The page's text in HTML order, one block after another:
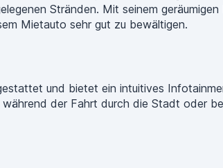
Stränden. Mit seinem
Mietauto sehr gut zu bewältigen.
und bietet ein intuitives
der Fahrt durch die Stadt oder